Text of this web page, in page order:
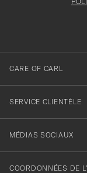
CARE OF CARL
SERVICE CLIENTÈLE
MÉDIAS SOCIAUX
COORDONNÉES DE